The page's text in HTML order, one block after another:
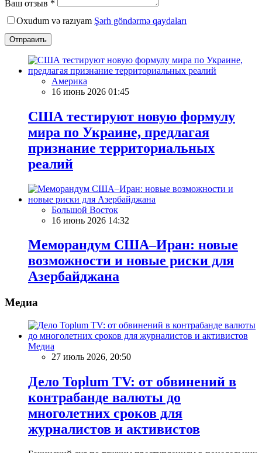
Ваш отзыв *
Oxudum və razıyam Şərh göndərmə qaydaları
Отправить
Америка
16 июнь 2026 01:45
США тестируют новую формулу
мира по Украине, предлагая
признание территориальных
реалий
Большой Восток
16 июнь 2026 14:32
Меморандум США–Иран: новые
возможности и новые риски для
Азербайджана
Медиа
Медиа
27 июль 2026, 20:50
Дело Toplum TV: от обвинений в
контрабанде валюты до
многолетних сроков для
журналистов и активистов